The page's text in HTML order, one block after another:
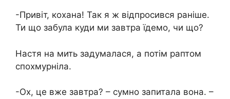
-Привіт, кохана! Так я ж відпросився раніше.
Ти що забула куди ми завтра їдемо, чи що?
Настя на мить задумалася, а потім раптом
спохмурніла.
-Ох, це вже завтра? – сумно запитала вона. –